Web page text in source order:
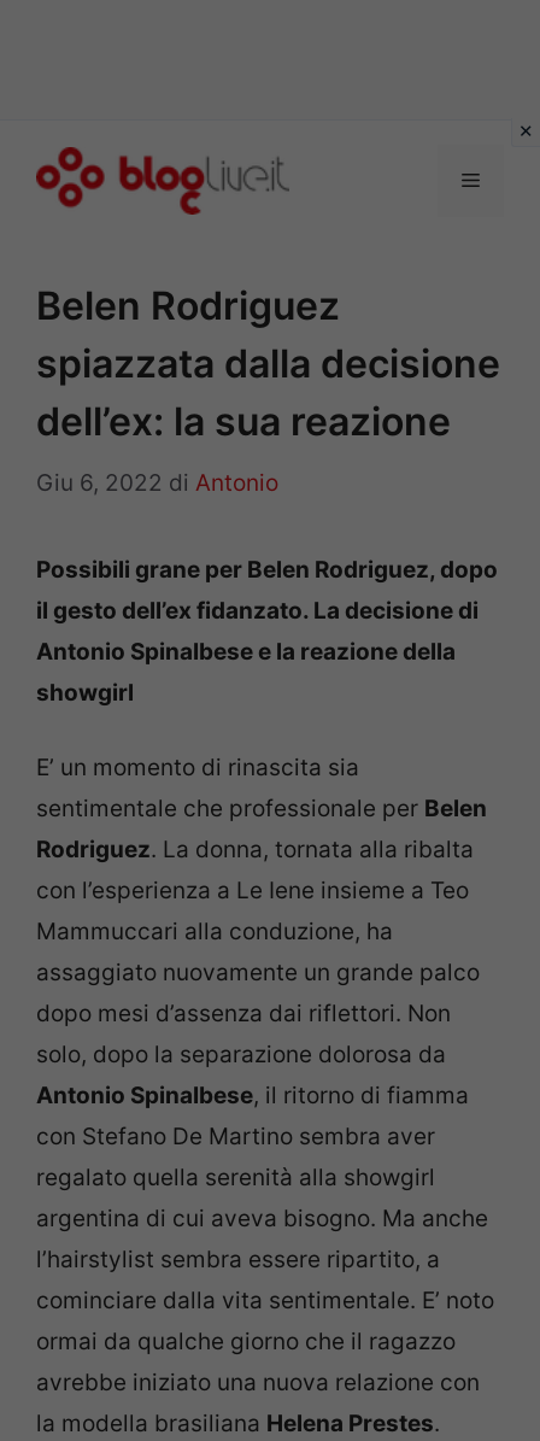
Menu
Belen Rodriguez
spiazzata dalla decisione
dell’ex: la sua reazione
Giu 6, 2022 di Antonio
Possibili grane per Belen Rodriguez, dopo
il gesto dell’ex fidanzato. La decisione di
Antonio Spinalbese e la reazione della
showgirl
E’ un momento di rinascita sia
sentimentale che professionale per Belen
Rodriguez. La donna, tornata alla ribalta
con l’esperienza a Le Iene insieme a Teo
Mammuccari alla conduzione, ha
assaggiato nuovamente un grande palco
dopo mesi d’assenza dai riflettori. Non
solo, dopo la separazione dolorosa da
Antonio Spinalbese, il ritorno di fiamma
con Stefano De Martino sembra aver
regalato quella serenità alla showgirl
argentina di cui aveva bisogno. Ma anche
l’hairstylist sembra essere ripartito, a
cominciare dalla vita sentimentale. E’ noto
ormai da qualche giorno che il ragazzo
avrebbe iniziato una nuova relazione con
la modella brasiliana Helena Prestes.